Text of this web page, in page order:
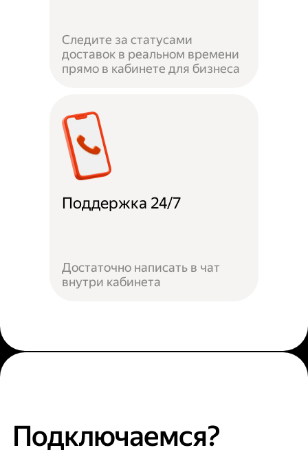
Следите за статусами
доставок в реальном времени
прямо в кабинете для бизнеса
Поддержка 24/7
Достаточно написать в чат
внутри кабинета
Подключаемся?